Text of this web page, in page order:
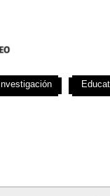
Investigación